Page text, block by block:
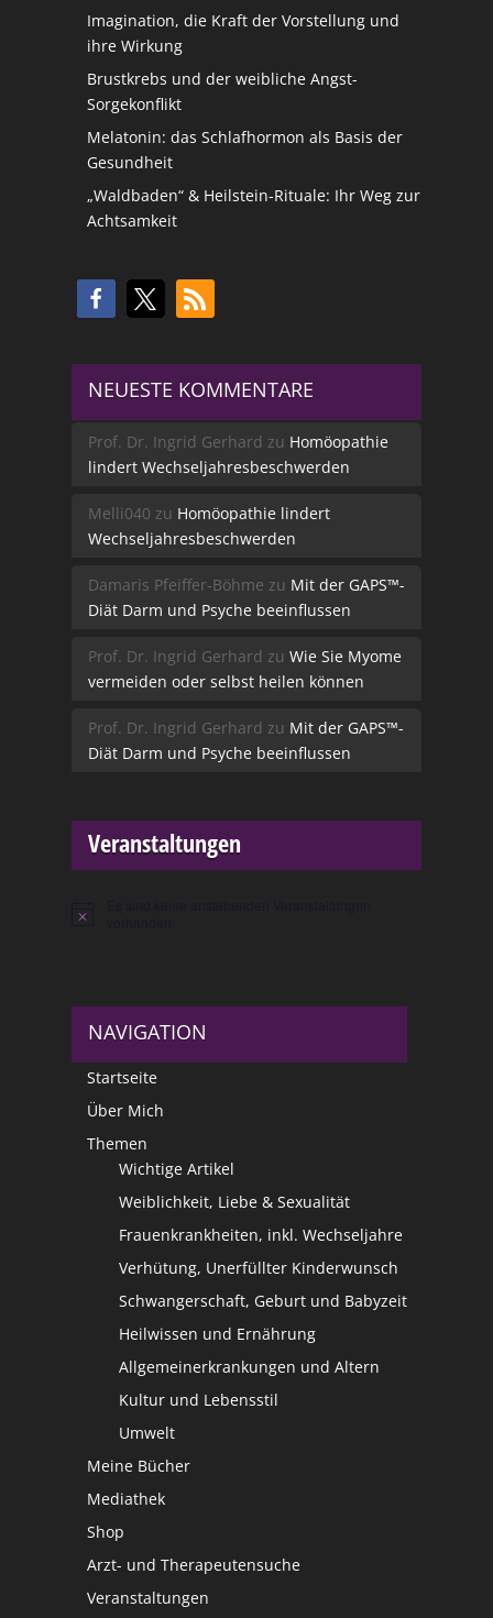
Imagination, die Kraft der Vorstellung und
ihre Wirkung
Brustkrebs und der weibliche Angst-
Sorgekonflikt
Melatonin: das Schlafhormon als Basis der
Gesundheit
„Waldbaden“ & Heilstein-Rituale: Ihr Weg zur
Achtsamkeit
NEUESTE KOMMENTARE
Prof. Dr. Ingrid Gerhard zu Homöopathie
lindert Wechseljahresbeschwerden
Melli040 zu Homöopathie lindert
Wechseljahresbeschwerden
Damaris Pfeiffer-Böhme zu Mit der GAPS™-
Diät Darm und Psyche beeinflussen
Prof. Dr. Ingrid Gerhard zu Wie Sie Myome
vermeiden oder selbst heilen können
Prof. Dr. Ingrid Gerhard zu Mit der GAPS™-
Diät Darm und Psyche beeinflussen
Veranstaltungen
Hinweis
NAVIGATION
Startseite
Über Mich
Themen
Wichtige Artikel
Weiblichkeit, Liebe & Sexualität
Frauenkrankheiten, inkl. Wechseljahre
Verhütung, Unerfüllter Kinderwunsch
Schwangerschaft, Geburt und Babyzeit
Heilwissen und Ernährung
Allgemeinerkrankungen und Altern
Kultur und Lebensstil
Umwelt
Meine Bücher
Mediathek
Shop
Arzt- und Therapeutensuche
Veranstaltungen